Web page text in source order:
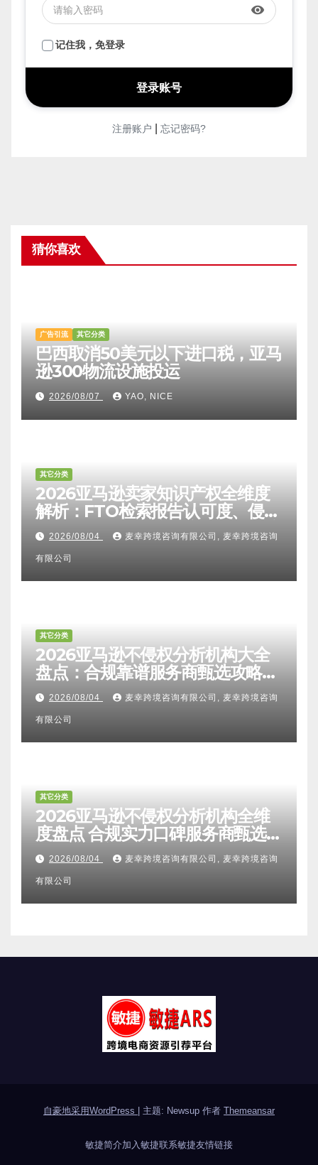
face
密码*
visibility
记住我，免登录
广告引流 其它分类
巴西取消50美元以下进口税，亚马
其它分类
2026亚马逊卖家知识产权全维度
其它分类
2026亚马逊不侵权分析机构大全
其它分类
2026亚马逊不侵权分析机构全维